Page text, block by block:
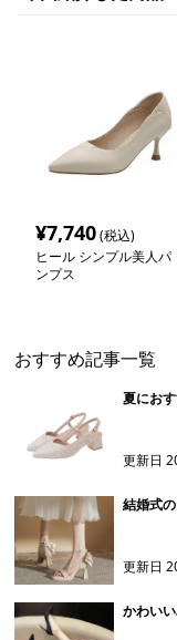
¥7,740(税込)
ヒール シンプル美人パ
ンプス
おすすめ記事一覧
夏にお
更新日
結婚式
更新日
かわい